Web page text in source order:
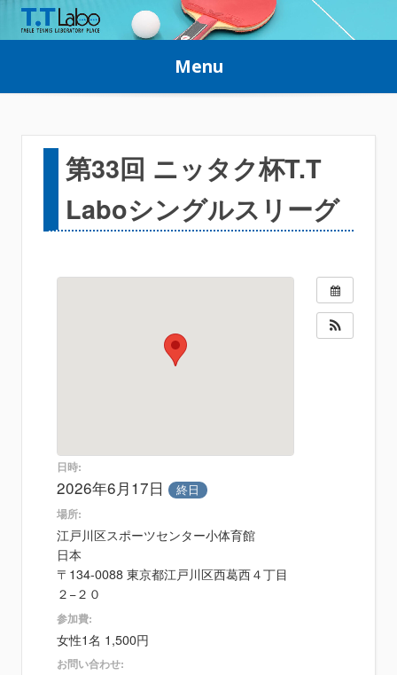
Skip
to
Menu
第33回 ニッタク杯T.T
Laboシングルスリーグ
日時:
2026年6月17日 終日
場所:
江戸川区スポーツセンター小体育館
日本
〒134-0088 東京都江戸川区西葛西４丁目
２−２０
参加費:
女性1名 1,500円
お問い合わせ: